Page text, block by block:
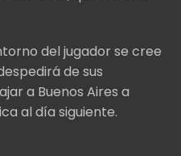
del jugador se cree
de sus
a Buenos Aires a
al día siguiente.